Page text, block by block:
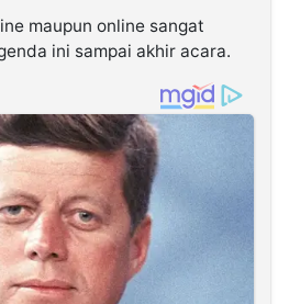
maupun online sangat
ini sampai akhir acara.